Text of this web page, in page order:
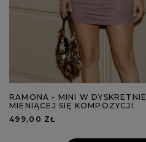
RAMONA - MINI W DYSKRETNIE
MIENIĄCEJ SIĘ KOMPOZYCJI
499,00 ZŁ